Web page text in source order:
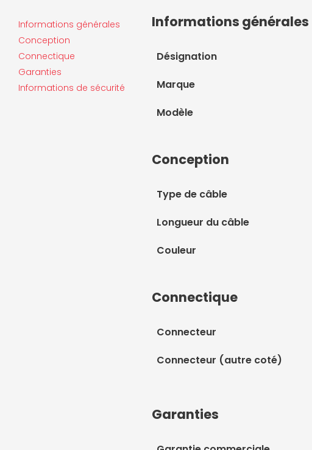
Informations générales
Conception
Connectique
Garanties
Informations de sécurité
Informations générales
Désignation
Marque
Modèle
Conception
Type de câble
Longueur du câble
Couleur
Connectique
Connecteur
Connecteur (autre coté)
Garanties